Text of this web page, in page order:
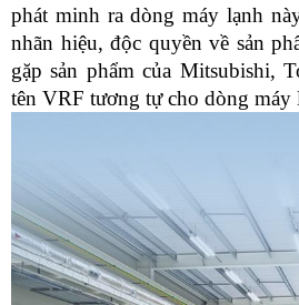
phát minh ra dòng máy lạnh
nhãn hiệu, độc quyền về sản
gặp sản phẩm của Mitsubishi,
tên VRF tương tự cho dòng máy